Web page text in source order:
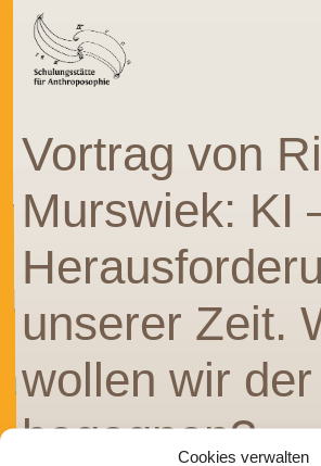
Cookies verwalten
Vortrag von
Murswiek: KI
unserer Zeit.
wollen wir der
begegnen?